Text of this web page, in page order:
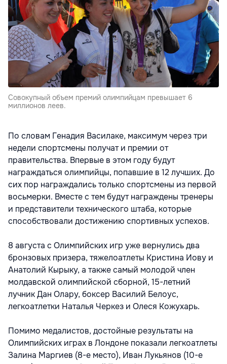
Совокупный объем премий олимпийцам превышает 6
миллионов леев.
По словам Генадия Василаке, максимум через три
недели спортсмены получат и премии от
правительства. Впервые в этом году будут
награждаться олимпийцы, попавшие в 12 лучших. До
сих пор награждались только спортсмены из первой
восьмерки. Вместе с тем будут награждены тренеры
и представители технического штаба, которые
способствовали достижению спортивных успехов.
8 августа с Олимпийских игр уже вернулись два
бронзовых призера, тяжелоатлеты Кристина Иову и
Анатолий Кырыку, а также самый молодой член
молдавской олимпийской сборной, 15-летний
лучник Дан Олару, боксер Василий Белоус,
легкоатлетки Наталья Черкез и Олеся Кожухарь.
Помимо медалистов, достойные результаты на
Олимпийских играх в Лондоне показали легкоатлеты
Залина Маргиев (8-е место), Иван Лукьянов (10-е